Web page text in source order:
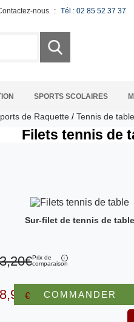
nous : Tél : 02 85 52 37 37
SPORTS SCOLAIRES
de Raquette / Tennis de table
Filets tennis de
Sur-filet de tennis de
Prix de
comparaison
€ COMMANDER